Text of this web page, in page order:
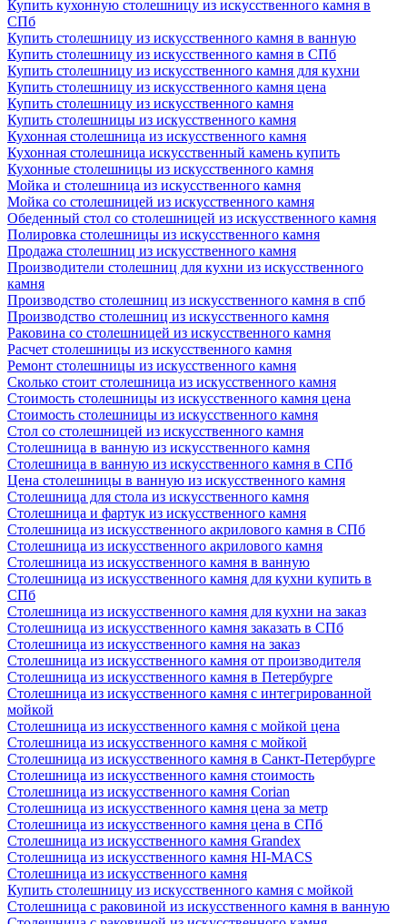
Купить кухонную столешницу из искусственного камня в
СПб
Купить столешницу из искусственного камня в ванную
Купить столешницу из искусственного камня в СПб
Купить столешницу из искусственного камня для кухни
Купить столешницу из искусственного камня цена
Купить столешницу из искусственного камня
Купить столешницы из искусственного камня
Кухонная столешница из искусственного камня
Кухонная столешница искусственный камень купить
Кухонные столешницы из искусственного камня
Мойка и столешница из искусственного камня
Мойка со столешницей из искусственного камня
Обеденный стол со столешницей из искусственного камня
Полировка столешницы из искусственного камня
Продажа столешниц из искусственного камня
Производители столешниц для кухни из искусственного
камня
Производство столешниц из искусственного камня в спб
Производство столешниц из искусственного камня
Раковина со столешницей из искусственного камня
Расчет столешницы из искусственного камня
Ремонт столешницы из искусственного камня
Сколько стоит столешница из искусственного камня
Стоимость столешницы из искусственного камня цена
Стоимость столешницы из искусственного камня
Стол со столешницей из искусственного камня
Столешница в ванную из искусственного камня
Столешница в ванную из искусственного камня в СПб
Цена столешницы в ванную из искусственного камня
Столешница для стола из искусственного камня
Столешница и фартук из искусственного камня
Столешница из искусственного акрилового камня в СПб
Столешница из искусственного акрилового камня
Столешница из искусственного камня в ванную
Столешница из искусственного камня для кухни купить в
СПб
Столешница из искусственного камня для кухни на заказ
Столешница из искусственного камня заказать в СПб
Столешница из искусственного камня на заказ
Столешница из искусственного камня от производителя
Столешница из искусственного камня в Петербурге
Столешница из искусственного камня с интегрированной
мойкой
Столешница из искусственного камня с мойкой цена
Столешница из искусственного камня с мойкой
Столешница из искусственного камня в Санкт-Петербурге
Столешница из искусственного камня стоимость
Столешница из искусственного камня Сorian
Столешница из искусственного камня цена за метр
Столешница из искусственного камня цена в СПб
Столешница из искусственного камня Grandex
Столешница из искусственного камня HI-MACS
Столешница из искусственного камня
Купить столешницу из искусственного камня с мойкой
Столешница с раковиной из искусственного камня в ванную